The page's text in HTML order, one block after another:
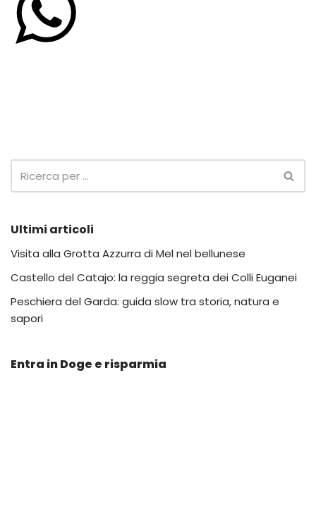
Ultimi articoli
Visita alla Grotta Azzurra di Mel nel bellunese
Castello del Catajo: la reggia segreta dei Colli Euganei
Peschiera del Garda: guida slow tra storia, natura e
sapori
Entra in Doge e risparmia